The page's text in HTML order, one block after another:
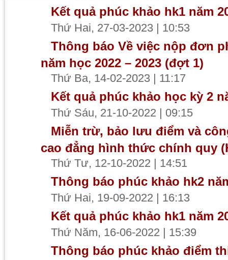
Kết quả phúc khảo hk1 năm
Thứ Hai, 27-03-2023 | 10:53
Thông báo Về việc nộp đơn
năm học 2022 – 2023 (đợt 1)
Thứ Ba, 14-02-2023 | 11:17
Kết quả phúc khảo học kỳ 2
Thứ Sáu, 21-10-2022 | 09:15
Miễn trừ, bảo lưu điểm và
cao đẳng hình thức chính quy
Thứ Tư, 12-10-2022 | 14:51
Thông báo phúc khảo hk2
Thứ Hai, 19-09-2022 | 16:13
Kết quả phúc khảo hk1 năm
Thứ Năm, 16-06-2022 | 15:39
Thông báo phúc khảo điểm